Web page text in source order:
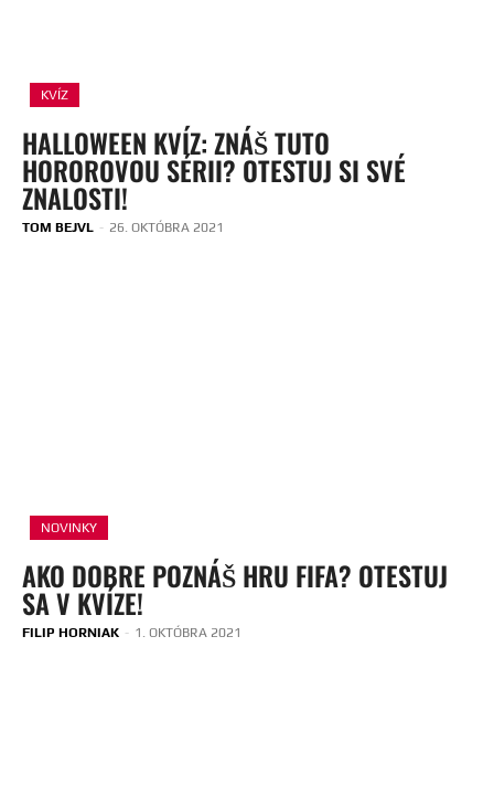
KVÍZ
HALLOWEEN KVÍZ: ZNÁŠ TUTO
HOROROVOU SÉRII? OTESTUJ SI SVÉ
ZNALOSTI!
TOM BEJVL - 26. OKTÓBRA 2021
NOVINKY
AKO DOBRE POZNÁŠ HRU FIFA? OTESTUJ
SA V KVÍZE!
FILIP HORNIAK - 1. OKTÓBRA 2021